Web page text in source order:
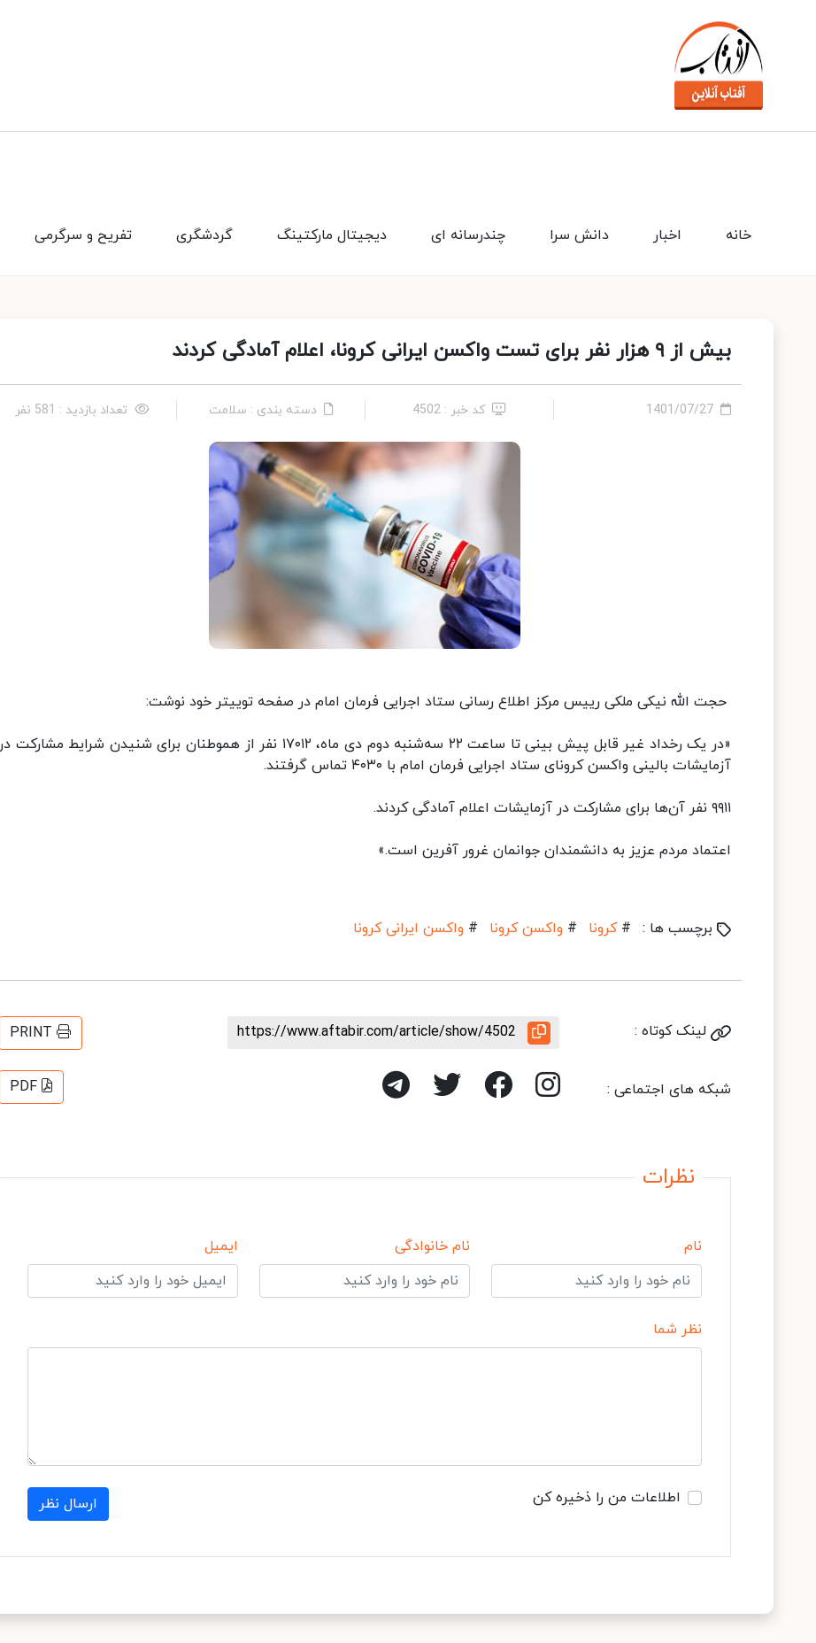
تفریح و سرگرمی گردشگری دیجیتال مارکتینگ چندرسانه ای دانش سرا اخبار خانه
بیش از ٩ هزار نفر برای تست واکسن ایرانی کرونا، اعلام آمادگی کردند
1401/07/27 کد خبر : 4502 دسته بندی : سلامت تعداد بازدید : 581 نفر
حجت الله نیکی ملکی رییس مرکز اطلاع رسانی ستاد اجرایی فرمان امام در صفحه توییتر خود نوشت:
«در یک رخداد غیر قابل پیش بینی تا ساعت ٢٢ سه‌شنبه دوم دی ماه، ١٧٠١٢ نفر از هموطنان برای شنیدن شرایط مشارکت در
آزمایشات بالینی واکسن کرونای ستاد اجرایی فرمان امام با ۴٠٣٠ تماس گرفتند.
٩٩١١ نفر آن‌ها برای مشارکت در آزمایشات اعلام آمادگی کردند.
اعتماد مردم عزیز به دانشمندان جوانمان غرور آفرین است.»
برچسب ها : # کرونا # واکسن کرونا # واکسن ایرانی کرونا
لینک کوتاه : https://www.aftabir.com/article/show/4502
PRINT
شبکه های اجتماعی : PDF
نظرات
نام نام خانوادگی ایمیل
نظر شما
اطلاعات من را ذخیره کن ارسال نظر